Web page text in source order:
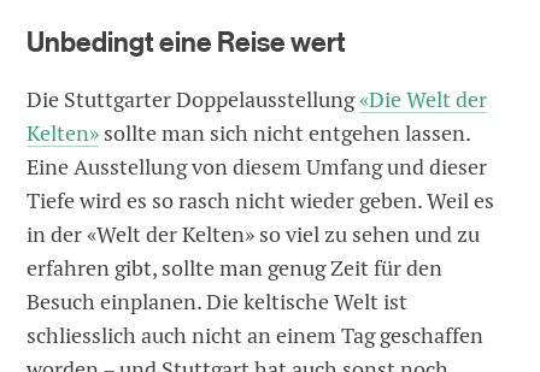
Unbedingt eine Reise wert
Die Stuttgarter Doppelausstellung«Die Welt der
Kelten» sollte man sich nicht entgehen lassen.
Eine Ausstellung von diesem Umfang und dieser
Tiefe wird es so rasch nicht wieder geben. Weil es
in der «Welt der Kelten» so viel zu sehen und zu
erfahren gibt, sollte man genug Zeit für den
Besuch einplanen. Die keltische Welt ist
schliesslich auch nicht an einem Tag geschaffen